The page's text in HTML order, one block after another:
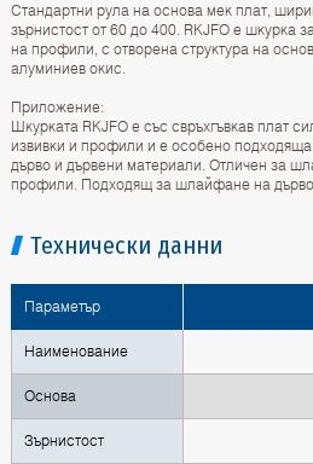
Стандартни рула на основа мек плат,
зърнистост от 60 до 400. RKJFO e
на профили, с отворена структура на
алуминиев окис.
Приложение:
Шкурката RKJFO е със свръхгъвкав плат
извивки и профили и е особено
дърво и дървени материали. Отличен за
профили. Подходящ за шлайфане на дърво
Технически данни
Параметър
Наименование
Основа
Зърнистост